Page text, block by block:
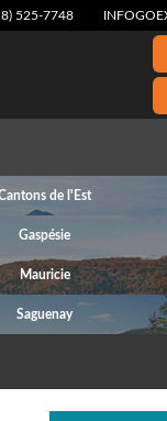
525-7748
de l'Est
Gaspésie
Mauricie
Saguenay